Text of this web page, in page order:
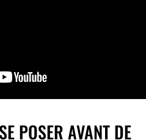
POSER AVANT DE